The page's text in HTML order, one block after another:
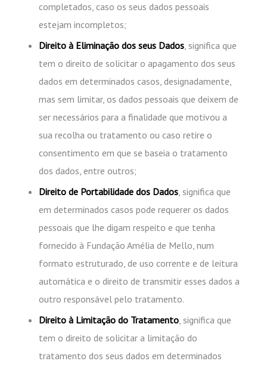
completados, caso os seus dados pessoais
estejam incompletos;
Direito à Eliminação dos seus Dados, significa que
tem o direito de solicitar o apagamento dos seus
dados em determinados casos, designadamente,
mas sem limitar, os dados pessoais que deixem de
ser necessários para a finalidade que motivou a
sua recolha ou tratamento ou caso retire o
consentimento em que se baseia o tratamento
dos dados, entre outros;
Direito de Portabilidade dos Dados, significa que
em determinados casos pode requerer os dados
pessoais que lhe digam respeito e que tenha
fornecido à Fundação Amélia de Mello, num
formato estruturado, de uso corrente e de leitura
automática e o direito de transmitir esses dados a
outro responsável pelo tratamento.
Direito à Limitação do Tratamento, significa que
tem o direito de solicitar a limitação do
tratamento dos seus dados em determinados